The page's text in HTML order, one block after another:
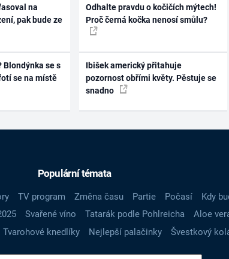
na
pak bude ze
Blondýnka se s
se na místě
Odhalte pravdu o kočičích mýtech!
Proč černá kočka nenosí smůlu?
Ibišek americký přitahuje
pozornost obřími květy. Pěstuje se
snadno
Populární témata
TV program Změna času Partie Počasí Kdy
Svařené víno Tatarák podle Pohlreicha Aloe
Tvarohové knedlíky Nejlepší palačinky Švestkový